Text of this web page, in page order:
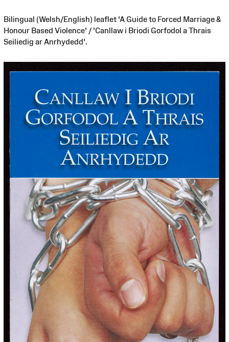
Bilingual (Welsh/English) leaflet 'A Guide to Forced Marriage &
Honour Based Violence' / 'Canllaw i Briodi Gorfodol a Thrais
Seiliedig ar Anrhydedd'.